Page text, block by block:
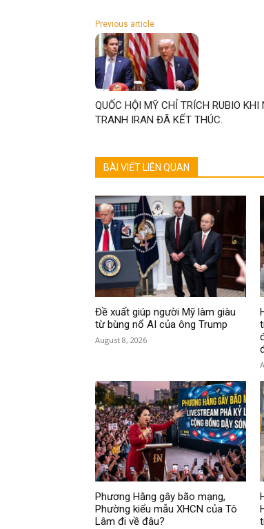
Previous article
QUỐC HỘI MỸ CHỈ TRÍCH RUBIO KHI
TRANH IRAN ĐÃ KẾT THÚC.
BÀI VIẾT LIÊN QUAN
Đề xuất giúp người Mỹ làm giàu
từ bùng nổ AI của ông Trump
August 8, 2026
Phương Hằng gây bão mạng,
Phường kiểu mẫu XHCN của Tô
Lâm đi về đâu?